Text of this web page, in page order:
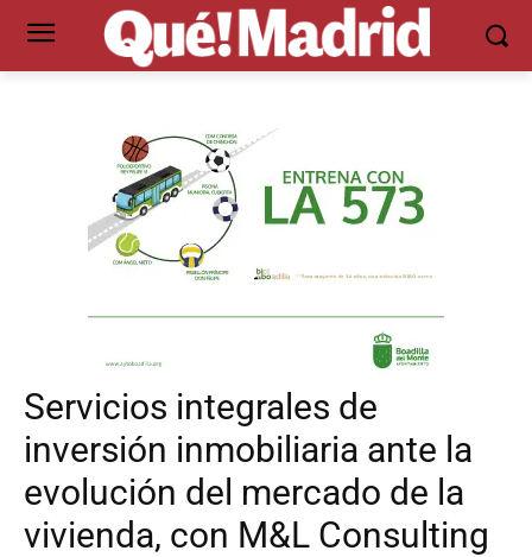
Servicios integrales de
inversión inmobiliaria ante la
evolución del mercado de la
vivienda, con M&L Consulting